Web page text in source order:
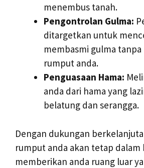
menembus tanah.
Pengontrolan Gulma:
ditargetkan untuk
membasmi gulma
rumput anda.
Penguasaan Hama:
anda dari hama yang
belatung dan serangga.
Dengan dukungan
rumput anda akan tetap dalam
memberikan anda ruang luar